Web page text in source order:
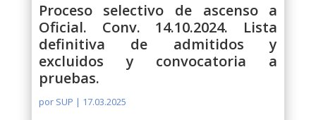
Proceso selectivo de ascenso a
Oficial. Conv. 14.10.2024. Lista
definitiva de admitidos y
excluidos y convocatoria a
pruebas.
por SUP | 17.03.2025